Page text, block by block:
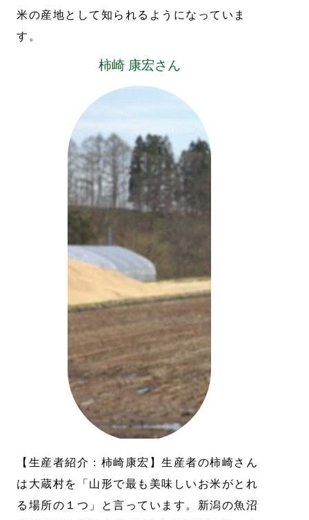
米の産地として知られるようになっていま
す。
柿崎 康宏さん
【生産者紹介：柿崎康宏】生産者の柿崎さん
は大蔵村を「山形で最も美味しいお米がとれ
る場所の１つ」と言っています。新潟の魚沼